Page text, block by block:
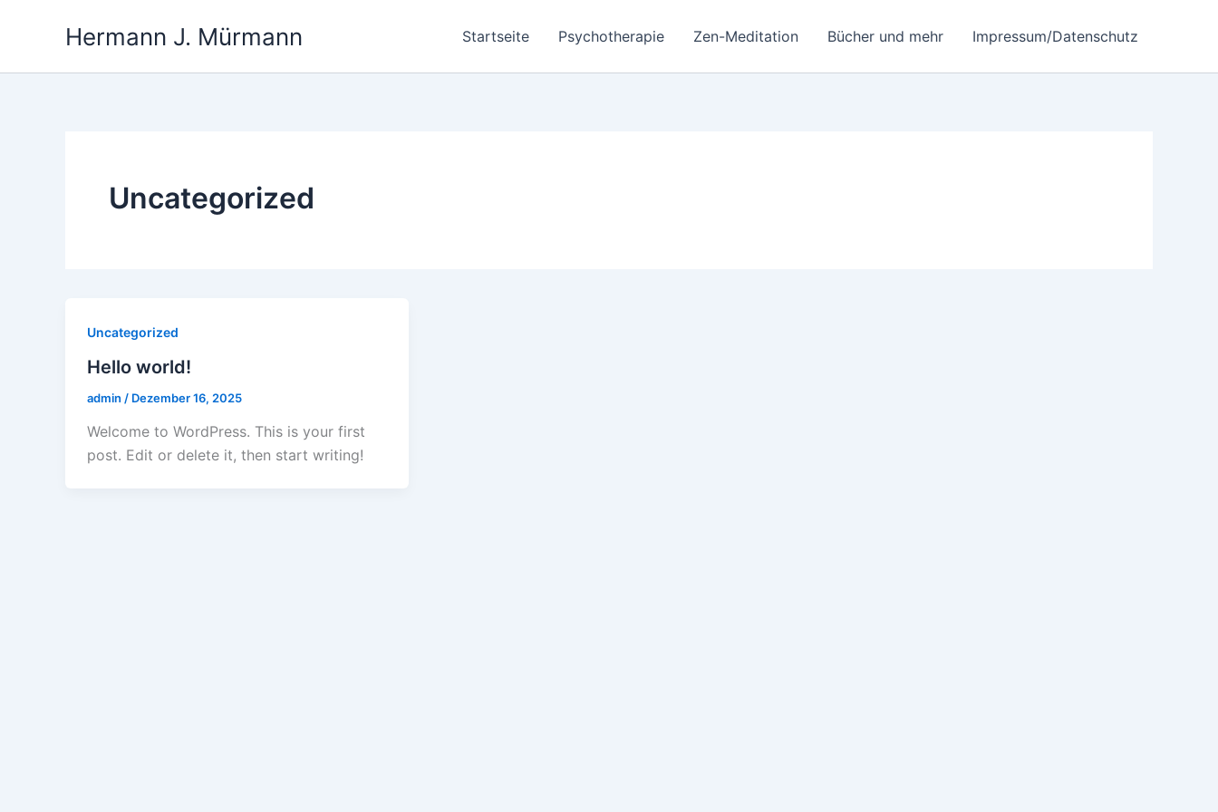
Hermann J. Mürmann Startseite Psychotherapie Zen-Meditation Bücher und mehr Impressum/Datenschutz
Uncategorized
Uncategorized
Hello world!
admin / Dezember 16, 2025
Welcome to WordPress. This is your first
post. Edit or delete it, then start writing!